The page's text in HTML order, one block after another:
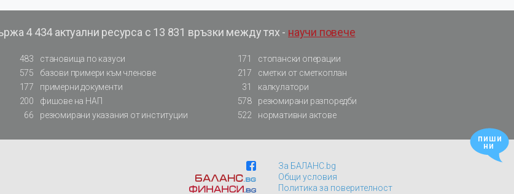
4 434 актуални ресурса с 13 831 връзки между тях - научи повече
483 становища по казуси 171
стопански операции
575 базови примери към членове 217
сметки от сметкоплан
177 примерни документи 31
калкулатори
200 фишове на НАП 578
резюмирани разпоредби
66 резюмирани указания от институции 522 нормативни актове
За БАЛАНС.bg
Общи условия
Политика за поверителност
пиши
ни